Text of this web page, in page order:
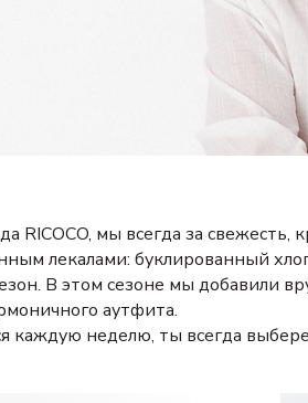
RICOCO, мы всегда за
лекалами: буклированный
В этом сезоне мы добавили
аутфита.
каждую неделю, ты всегда